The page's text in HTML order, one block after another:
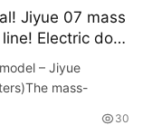
业大楼还是公共场
Jiyue 07 mass
Electric door
order…– Jiyue
mass-
30